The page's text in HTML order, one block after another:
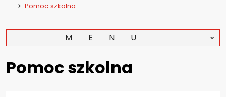
Kadra nauczycielska
Konkursy
Pomoc szkolna
MENU
Pomoc szkolna